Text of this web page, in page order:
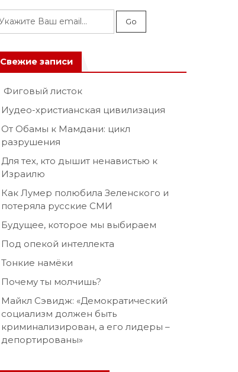
Свежие записи
Фиговый листок
Иудео-христианская цивилизация
От Обамы к Мамдани: цикл
разрушения
Для тех, кто дышит ненавистью к
Израилю
Как Лумер полюбила Зеленского и
потеряла русские СМИ
Будущее, которое мы выбираем
Под опекой интеллекта
Тонкие намёки
Почему ты молчишь?
Майкл Сэвидж: «Демократический
социализм должен быть
криминализирован, а его лидеры –
депортированы»